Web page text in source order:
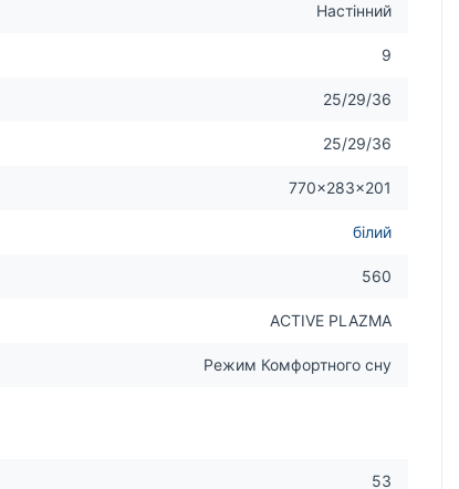
Настінний
9
25/29/36
25/29/36
770×283×201
білий
560
ACTIVE PLAZMA
Режим Комфортного сну
53